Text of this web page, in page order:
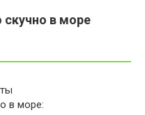
скучно в море
в море: